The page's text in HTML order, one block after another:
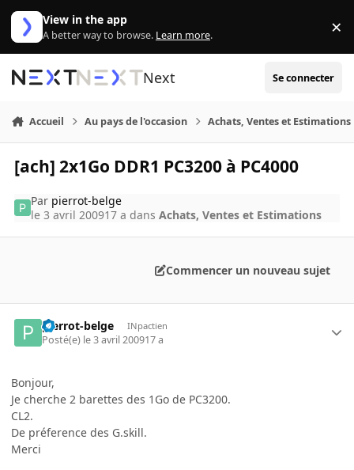
Aller au contenu
View in the app
A better way to browse. Learn more. ×
Next Se connecter
Accueil Au pays de l'occasion Achats, Ventes et Estimations
[ach] 2x1Go DDR1 PC3200 à PC4000
Par pierrot-belge
le 3 avril 200917 a dansAchats, Ventes et Estimations
Commencer un nouveau sujet
pierrot-belge INpactien
Posté(e) le 3 avril 200917 a
Bonjour,
Je cherche 2 barettes des 1Go de PC3200.
CL2.
De préference des G.skill.
Merci